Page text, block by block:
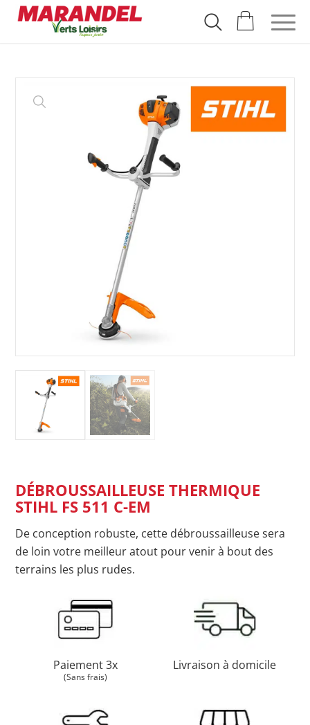
DÉBROUSSAILLEUSE THERMIQUE
STIHL FS 511 C-EM
De conception robuste, cette débroussailleuse sera
de loin votre meilleur atout pour venir à bout des
terrains les plus rudes.
Paiement 3x
(Sans frais)
Livraison à domicile